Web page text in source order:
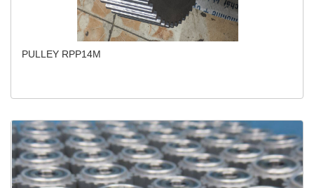
PULLEY RPP14M